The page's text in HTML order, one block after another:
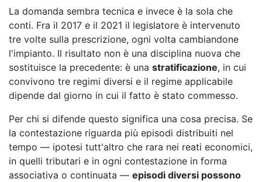
La domanda sembra tecnica e invece è la sola che
conti. Fra il 2017 e il 2021 il legislatore è intervenuto
tre volte sulla prescrizione, ogni volta cambiandone
l'impianto. Il risultato non è una disciplina nuova che
sostituisce la precedente: è una stratificazione, in cui
convivono tre regimi diversi e il regime applicabile
dipende dal giorno in cui il fatto è stato commesso.
Per chi si difende questo significa una cosa precisa. Se
la contestazione riguarda più episodi distribuiti nel
tempo — ipotesi tutt'altro che rara nei reati economici,
in quelli tributari e in ogni contestazione in forma
associativa o continuata — episodi diversi possono